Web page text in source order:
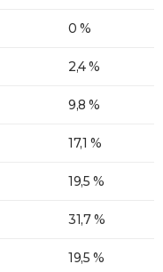
0 %
2,4 %
9,8 %
17,1 %
19,5 %
31,7 %
19,5 %